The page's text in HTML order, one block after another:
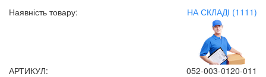
Наявність товару:
НА СКЛАДІ (1111)
АРТИКУЛ:
052-003-0120-011